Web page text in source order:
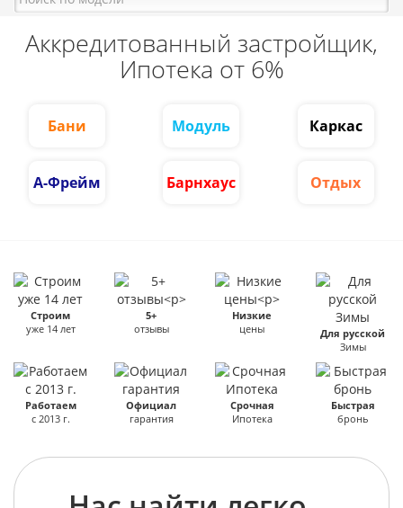
Аккредитованный застройщик,
Ипотека от 6%
Бани Модуль Каркас
А-Фрейм Барнхаус Отдых
Строим
уже 14 лет
5+
отзывы
Низкие
цены
Для русской
Зимы
Работаем
с 2013 г.
Официал
гарантия
Срочная
Ипотека
Быстрая
бронь